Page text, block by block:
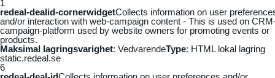
1
redeal-dealid-cornerwidgetCollects information on user
and/or interaction with web-campaign content - This is used on
campaign-platform used by website owners for promoting events or
products.
Maksimal lagringsvarighet: VedvarendeType: HTML lokal lagring
static.redeal.se
6